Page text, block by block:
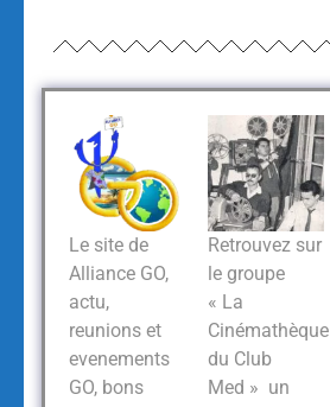
Le site de
Alliance GO,
actu,
reunions et
evenements
GO, bons
Retrouvez sur
le groupe
« La
Cinémathèque
du Club
Med » un